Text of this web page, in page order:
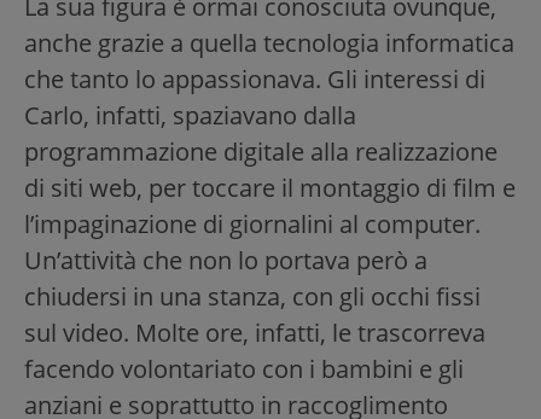
La sua figura è ormai conosciuta ovunque,
anche grazie a quella tecnologia informatica
che tanto lo appassionava. Gli interessi di
Carlo, infatti, spaziavano dalla
programmazione digitale alla realizzazione
di siti web, per toccare il montaggio di film e
l’impaginazione di giornalini al computer.
Un’attività che non lo portava però a
chiudersi in una stanza, con gli occhi fissi
sul video. Molte ore, infatti, le trascorreva
facendo volontariato con i bambini e gli
anziani e soprattutto in raccoglimento